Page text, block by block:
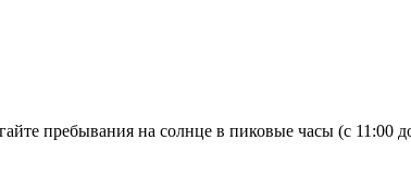
пребывания на солнце в пиковые часы (с 11:00